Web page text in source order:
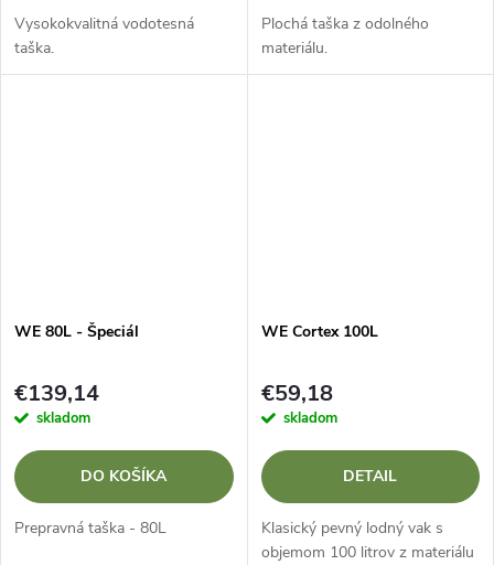
Vysokokvalitná vodotesná
taška.
Plochá taška z odolného
materiálu.
WE 80L - Špeciál
€139,14
skladom
DO KOŠÍKA
Prepravná taška - 80L
WE Cortex 100L
€59,18
skladom
DETAIL
Klasický pevný lodný vak s
objemom 100 litrov z materiálu